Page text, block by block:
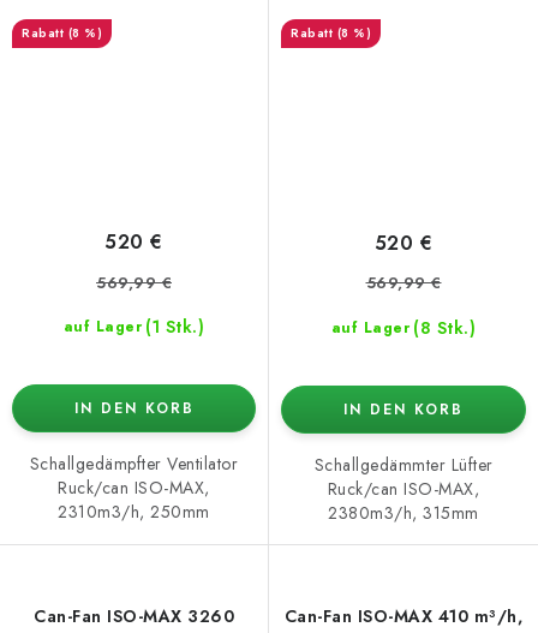
(8 %)
auf Lager (1 Stk.)
520 €
569,99 €
IN DEN KORB
Schallgedämpfter Ventilator
Ruck/can ISO-MAX,
2310m3/h, 250mm
(8 %)
auf Lager (8 Stk.)
520 €
569,99 €
IN DEN KORB
Schallgedämmter Lüfter
Ruck/can ISO-MAX,
2380m3/h, 315mm
Can-Fan ISO-MAX 3260
Can-Fan ISO-MAX 410 m³/h,